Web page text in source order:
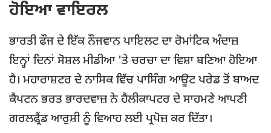
ਹੋਇਆ ਵਾਇਰਲ
ਭਾਰਤੀ ਫੌਜ ਦੇ ਇੱਕ ਨੌਜਵਾਨ ਪਾਇਲਟ ਦਾ ਰੋਮਾਂਟਿਕ ਅੰਦਾਜ਼
ਇਨ੍ਹਾਂ ਦਿਨਾਂ ਸੋਸ਼ਲ ਮੀਡੀਆ 'ਤੇ ਚਰਚਾ ਦਾ ਵਿਸ਼ਾ ਬਣਿਆ ਹੋਇਆ
ਹੈ। ਮਹਾਰਾਸ਼ਟਰ ਦੇ ਨਾਸਿਕ ਵਿੱਚ ਪਾਸਿੰਗ ਆਊਟ ਪਰੇਡ ਤੋਂ ਬਾਅਦ
ਕੈਪਟਨ ਭਰਤ ਭਾਰਦਵਾਜ਼ ਨੇ ਹੈਲੀਕਾਪਟਰ ਦੇ ਸਾਹਮਣੇ ਆਪਣੀ
ਗਰਲਫ੍ਰੈਂਡ ਆਰੁਸ਼ੀ ਨੂੰ ਵਿਆਹ ਲਈ ਪ੍ਰਪੋਜ਼ ਕਰ ਦਿੱਤਾ।